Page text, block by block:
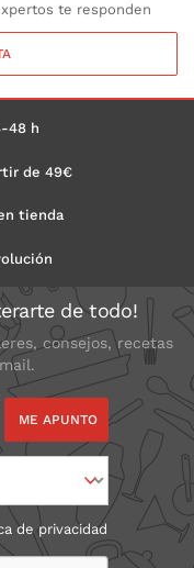
te responden
48 h
de 49€
tienda
de todo!
consejos, recetas
de privacidad